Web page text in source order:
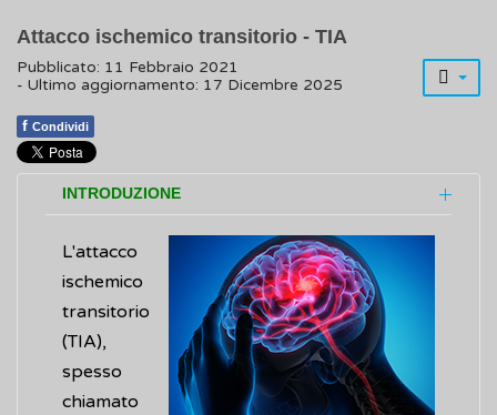
Attacco ischemico transitorio - TIA
Pubblicato: 11 Febbraio 2021
- Ultimo aggiornamento: 17 Dicembre 2025
f Condividi
INTRODUZIONE
L'attacco
ischemico
transitorio
(TIA),
spesso
chiamato